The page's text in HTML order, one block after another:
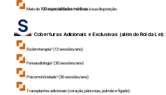
Mais de100 especialidades médicasà sua disposição.
Coberturas Adicionais e Exclusivas (além do Rol da Lei):
Escleroterapia¹ (12 sessões/ano)
Fonoaudiologia¹ (30 sessões/ano)
Psicomotricidade¹ (30 sessões/ano)
Transplantes adicionais (coração, pâncreas, pulmão e fígado).